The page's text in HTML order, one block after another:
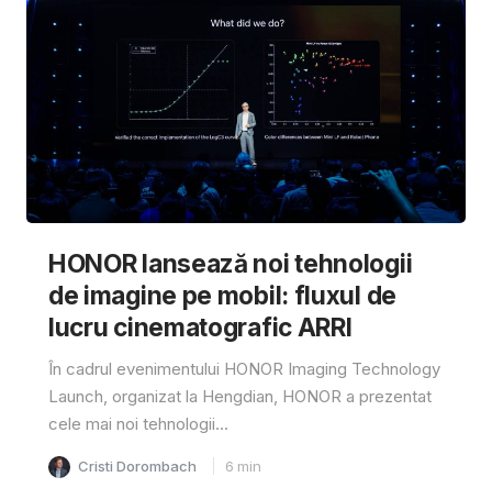
HONOR lansează noi tehnologii
de imagine pe mobil: fluxul de
lucru cinematografic ARRI
În cadrul evenimentului HONOR Imaging Technology
Launch, organizat la Hengdian, HONOR a prezentat
cele mai noi tehnologii...
Cristi Dorombach 6 min